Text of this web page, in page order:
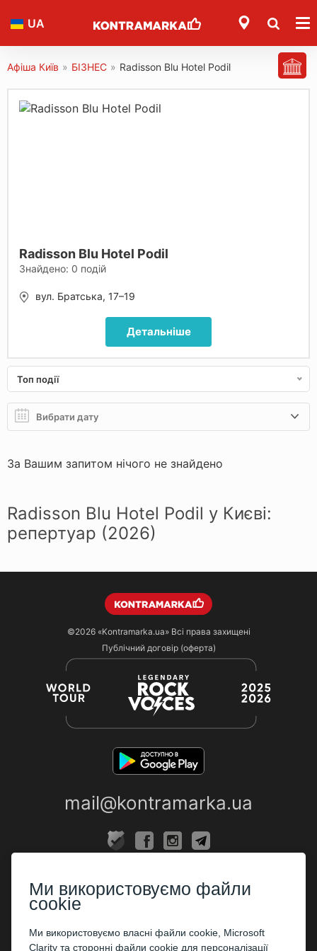
UA
Афіша Київ » БІЗНЕС » Radisson Blu Hotel Podil
Radisson Blu Hotel Podil
Знайдено: 0 подій
вул. Братська, 17–19
Детальніше
Топ події
За Вашим запитом нічого не знайдено
Radisson Blu Hotel Podil у Києві:
репертуар (2026)
©2026 «Kontramarka.ua»Всі права захищені
Публічний договір (оферта)
mail@kontramarka.ua
Каси
ПАРТНЕРАМ
Ми використовуємо файли
cookie
Ми використовуємо власні файли cookie, Microsoft
Clarity та сторонні файли cookie для персоналізації